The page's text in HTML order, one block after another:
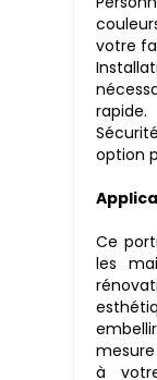
votre
rapide.
option
Ce
les
à